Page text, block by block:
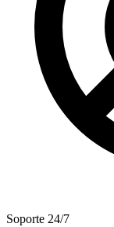
Soporte 24/7